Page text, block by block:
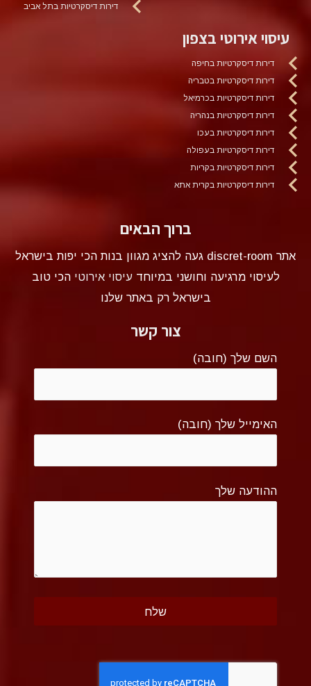
דירות דיסקרטיות בתל אביב
עיסוי אירוטי בצפון
דירות דיסקרטיות בחיפה
דירות דיסקרטיות בטבריה
דירות דיסקרטיות בכרמיאל
דירות דיסקרטיות בנהריה
דירות דיסקרטיות בעכו
דירות דיסקרטיות בעפולה
דירות דיסקרטיות בקריות
דירות דיסקרטיות בקרית אתא
ברוך הבאים
אתר discret-room געה להציג מגוון בנות הכי יפות בישראל
לעיסוי מרגיעה וחושני במיוחדעיסוי אירוטי הכי טוב
בישראל רק באתר שלנו
צור קשר
השם שלך (חובה)
האימייל שלך (חובה)
ההודעה שלך